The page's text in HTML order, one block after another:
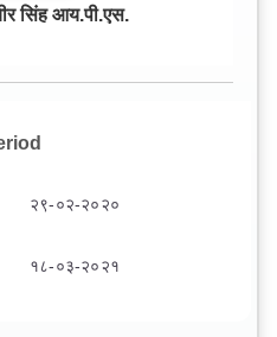
सिंह आय.पी.एस.
२९-०२-२०२०
१८-०३-२०२१